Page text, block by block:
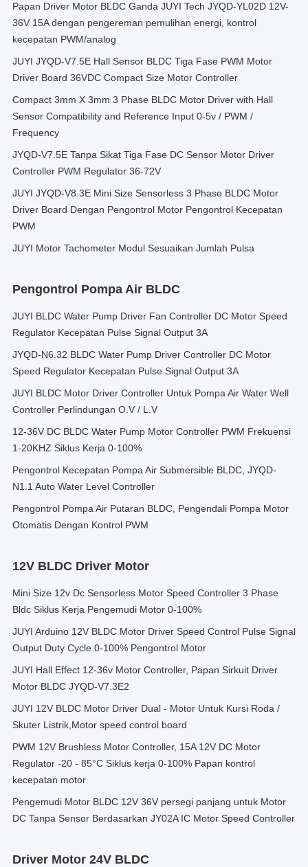
Papan Driver Motor BLDC Ganda JUYI Tech JYQD-YL02D 12V-
36V 15A dengan pengereman pemulihan energi, kontrol
kecepatan PWM/analog
JUYI JYQD-V7.5E Hall Sensor BLDC Tiga Fase PWM Motor
Driver Board 36VDC Compact Size Motor Controller
Compact 3mm X 3mm 3 Phase BLDC Motor Driver with Hall
Sensor Compatibility and Reference Input 0-5v / PWM /
Frequency
JYQD-V7.5E Tanpa Sikat Tiga Fase DC Sensor Motor Driver
Controller PWM Regulator 36-72V
JUYI JYQD-V8.3E Mini Size Sensorless 3 Phase BLDC Motor
Driver Board Dengan Pengontrol Motor Pengontrol Kecepatan
PWM
JUYI Motor Tachometer Modul Sesuaikan Jumlah Pulsa
Pengontrol Pompa Air BLDC
JUYI BLDC Water Pump Driver Fan Controller DC Motor Speed
Regulator Kecepatan Pulse Signal Output 3A
JYQD-N6.32 BLDC Water Pump Driver Controller DC Motor
Speed Regulator Kecepatan Pulse Signal Output 3A
JUYI BLDC Motor Driver Controller Untuk Pompa Air Water Well
Controller Perlindungan O.V / L.V
12-36V DC BLDC Water Pump Motor Controller PWM Frekuensi
1-20KHZ Siklus Kerja 0-100%
Pengontrol Kecepatan Pompa Air Submersible BLDC, JYQD-
N1.1 Auto Water Level Controller
Pengontrol Pompa Air Putaran BLDC, Pengendali Pompa Motor
Otomatis Dengan Kontrol PWM
12V BLDC Driver Motor
Mini Size 12v Dc Sensorless Motor Speed Controller 3 Phase
Bldc Siklus Kerja Pengemudi Motor 0-100%
JUYI Arduino 12V BLDC Motor Driver Speed Control Pulse Signal
Output Duty Cycle 0-100% Pengontrol Motor
JUYI Hall Effect 12-36v Motor Controller, Papan Sirkuit Driver
Motor BLDC JYQD-V7.3E2
JUYI 12V BLDC Motor Driver Dual - Motor Untuk Kursi Roda /
Skuter Listrik,Motor speed control board
PWM 12V Brushless Motor Controller, 15A 12V DC Motor
Regulator -20 - 85°C Siklus kerja 0-100% Papan kontrol
kecepatan motor
Pengemudi Motor BLDC 12V 36V persegi panjang untuk Motor
DC Tanpa Sensor Berdasarkan JY02A IC Motor Speed Controller
Driver Motor 24V BLDC